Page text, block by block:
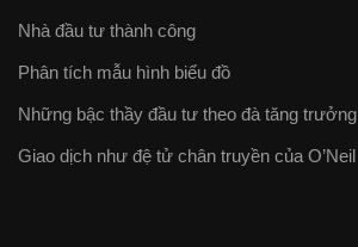
Nhà đầu tư thành công
Phân tích mẫu hình biểu đồ
Những bậc thầy đầu tư theo đà tăng trưởng
Giao dịch như đệ tử chân truyền của O’Neil